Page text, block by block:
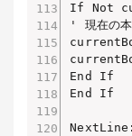
If Not
' 現在の本
End If
End If
NextLine: